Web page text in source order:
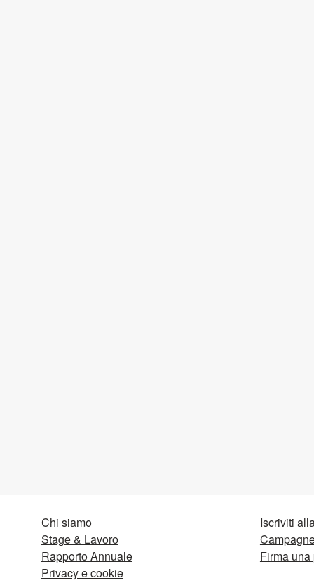
Chi siamo
Stage & Lavoro
Rapporto Annuale
Privacy e cookie
Iscriviti
Firma